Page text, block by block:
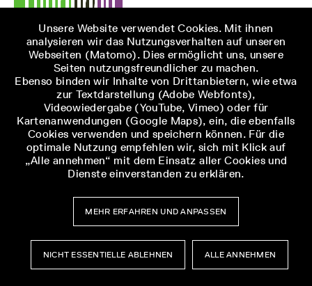
Unsere Website verwendet Cookies. Mit ihnen
analysieren wir das Nutzungsverhalten auf unseren
Webseiten (Matomo). Dies ermöglicht uns, unsere
Seiten nutzungsfreundlicher zu machen.
Ebenso binden wir Inhalte von Drittanbietern, wie etwa
zur Textdarstellung (Adobe Webfonts),
Videowiedergabe (YouTube, Vimeo) oder für
Kartenanwendungen (Google Maps), ein, die ebenfalls
Cookies verwenden und speichern können. Für die
optimale Nutzung empfehlen wir, sich mit Klick auf
„Alle annehmen“ mit dem Einsatz aller Cookies und
Dienste einverstanden zu erklären.
MEHR ERFAHREN UND ANPASSEN
NICHT ESSENTIELLE ABLEHNEN ALLE ANNEHMEN